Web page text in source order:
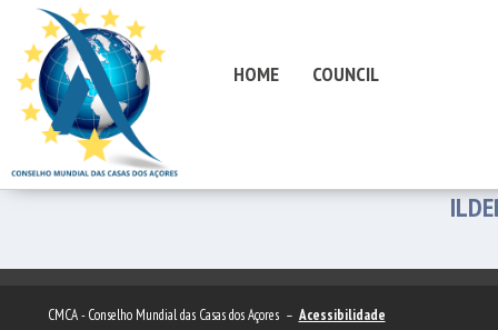
HOME COUNCIL
CMCA - Conselho Mundial das Casas dos Açores – Acessibilidade